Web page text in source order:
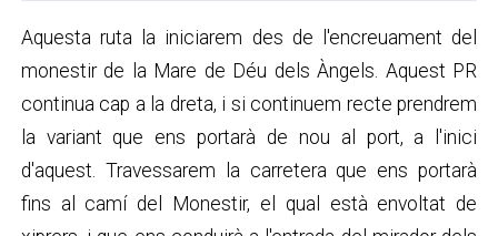
Aquesta ruta la iniciarem des de l'encreuament del
monestir de la Mare de Déu dels Àngels. Aquest PR
continua cap a la dreta, i si continuem recte prendrem
la variant que ens portarà de nou al port, a l'inici
d'aquest. Travessarem la carretera que ens portarà
fins al camí del Monestir, el qual està envoltat de